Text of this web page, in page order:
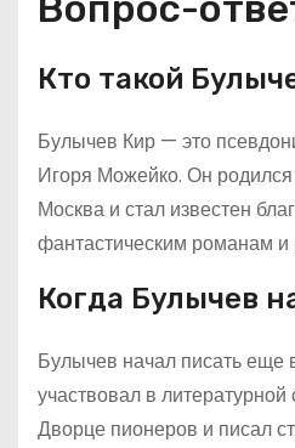
Кто такой
Булычев Кир — это
Игоря Можейко. Он родился
Москва и стал известен
фантастическим романам и
Когда Булычев
Булычев начал писать
участвовал в
Дворце пионеров и писал